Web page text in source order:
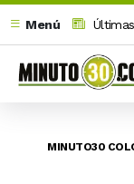
Menú
MINUTO30